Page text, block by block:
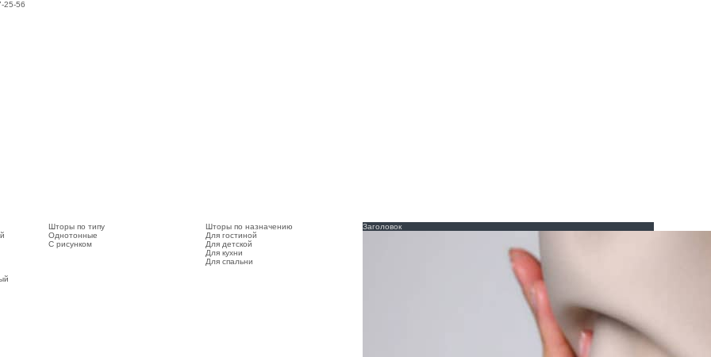
25-56
Шторы по типу
Однотонные
С рисунком
Шторы по назначению
Для гостиной
Для детской
Для кухни
Для спальни
Заголовок